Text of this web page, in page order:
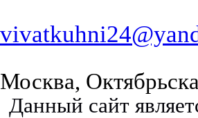
Москва,
Данный сайт